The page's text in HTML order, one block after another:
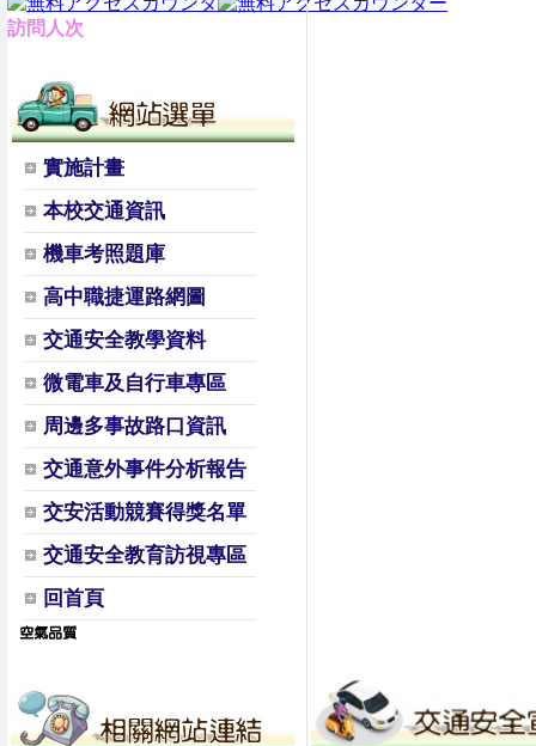
訪問人次
實施計畫
本校交通資訊
機車考照題庫
高中職捷運路網圖
交通安全教學資料
微電車及自行車專區
周邊多事故路口資訊
交通意外事件分析報告
交安活動競賽得獎名單
交通安全教育訪視專區
回首頁